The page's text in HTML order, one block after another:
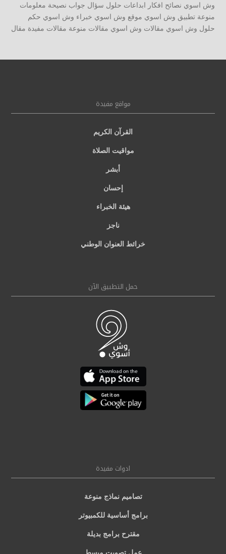
وش اسوي نصائح افكار ابداعات حلول سؤال جواب نصيحة معلومات
منوعة تطبيق وش اسوي موقع وش اسوي خبراء وش اسوي حكم
حلول وش اسوي مقالات وش اسوي مقالات منوعة مقالات مفيدة مقال
مواقع مفيدة
القرآن الكريم
مواقيت الصلاة
أبشر
إحسان
هيئة الخبراء
ناجز
خرائط العنوان الوطني
حمل التطبيق الآن
ادوات مفيدة
تصاميم نماذج منوعة
برامج أساسية للكمبيوتر
مقترح برامج بديلة
عمل تصويت مبسط